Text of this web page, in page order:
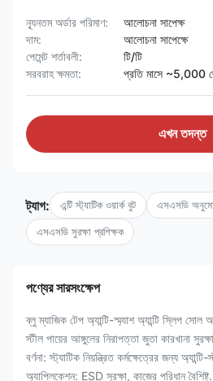
ন্যূনতম অর্ডার পরিমাণ:
আলোচনা সাপেক্ষ
দাম:
আলোচনা সাপেক্ষে
পেমেন্ট শর্তাবলী:
টি/টি
সরবরাহ ক্ষমতা:
প্রতি মাসে ~5,000
এখন তদন্ত
ট্যাগ: এন্টি স্ট্যাটিক ওয়ার্ক বুট এসএসডি
এসএসডি সুরক্ষা প্রশিক্ষক
পণ্যের সারসংক্ষেপ
ব্লু ম্যাজিক টেপ অ্যান্টি-স্ম্যাশ অ্যান্টি স্লিপ সোল
স্টীল পায়ের আঙ্গুলের নিরাপত্তা জুতা কারখানা
বর্ণনা: স্ট্যাটিক নিয়ন্ত্রিত কর্মক্ষেত্রের জন্য
অ্যাপ্লিকেশন: ESD সুরক্ষা, কাজের পরিধান